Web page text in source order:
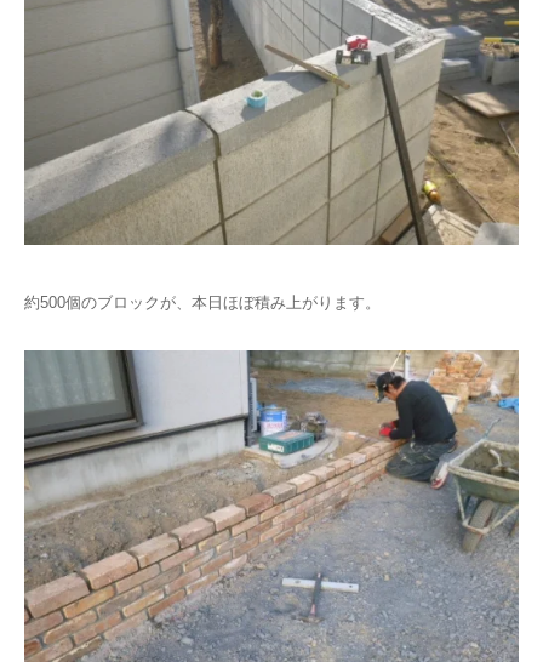
約500個のブロックが、本日ほぼ積み上がります。